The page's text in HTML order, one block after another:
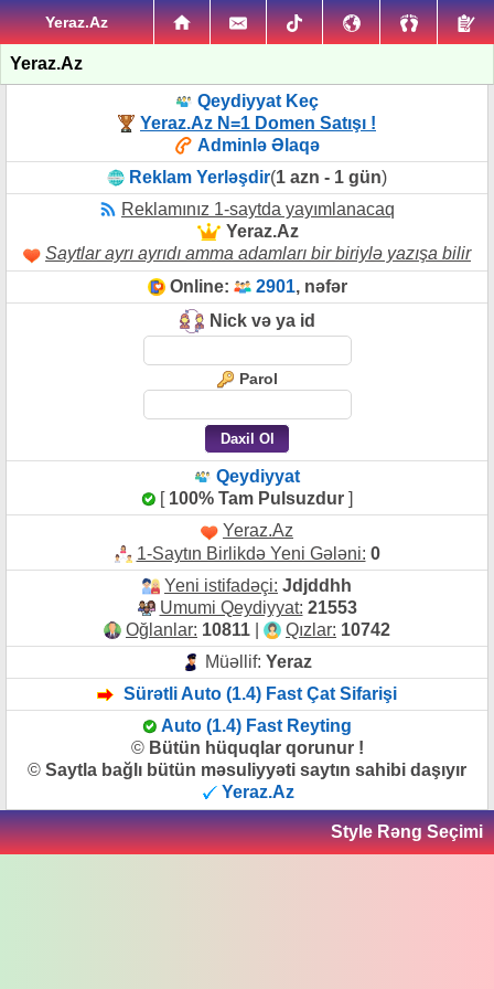
Yeraz.Az
Yeraz.Az
Qeydiyyat Keç
Yeraz.Az N=1 Domen Satışı !
Adminlə Əlaqə
Reklam Yerləşdir(1 azn - 1 gün)
Reklamınız 1-saytda yayımlanacaq
Yeraz.Az
Saytlar ayrı ayrıdı amma adamları bir biriylə yazışa bilir
Online:
2901, nəfər
Nick və ya id
Parol
Qeydiyyat
[ 100% Tam Pulsuzdur ]
Yeraz.Az
1-Saytın Birlikdə Yeni Gələni: 0
Yeni istifadəçi: Jdjddhh
Umumi Qeydiyyat: 21553
Oğlanlar: 10811 Qızlar: 10742
Müəllif: Yeraz
Sürətli Auto (1.4) Fast Çat Sifarişi
Auto (1.4) Fast Reyting
© Bütün hüquqlar qorunur !
© Saytla bağlı bütün məsuliyyəti saytın sahibi daşıyır
Yeraz.Az
Style Rəng Seçimi